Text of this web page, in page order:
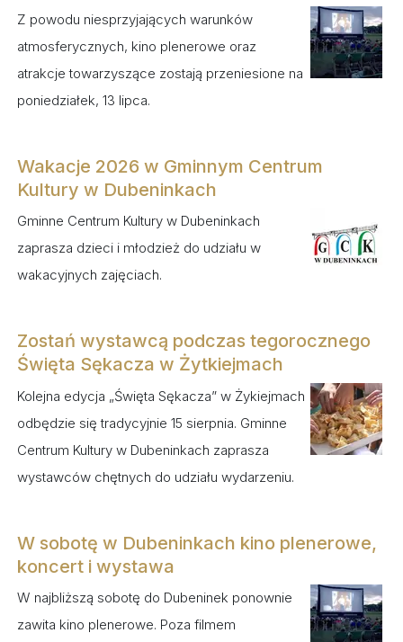
Z powodu niesprzyjających warunków
atmosferycznych, kino plenerowe oraz
atrakcje towarzyszące zostają przeniesione na
poniedziałek, 13 lipca.
Wakacje 2026 w Gminnym Centrum
Kultury w Dubeninkach
Gminne Centrum Kultury w Dubeninkach
zaprasza dzieci i młodzież do udziału w
wakacyjnych zajęciach.
Zostań wystawcą podczas tegorocznego
Święta Sękacza w Żytkiejmach
Kolejna edycja „Święta Sękacza” w Żykiejmach
odbędzie się tradycyjnie 15 sierpnia. Gminne
Centrum Kultury w Dubeninkach zaprasza
wystawców chętnych do udziału wydarzeniu.
W sobotę w Dubeninkach kino plenerowe,
koncert i wystawa
W najbliższą sobotę do Dubeninek ponownie
zawita kino plenerowe. Poza filmem